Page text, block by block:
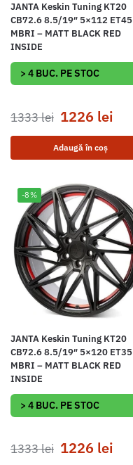
JANTA Keskin Tuning KT20
CB72.6 8.5/19″ 5×112 ET45
MBRI – MATT BLACK RED
INSIDE
> 4 BUC. PE STOC
1333lei 1226 lei
Adaugă în coș
-8%
JANTA Keskin Tuning KT20
CB72.6 8.5/19″ 5×120 ET35
MBRI – MATT BLACK RED
INSIDE
> 4 BUC. PE STOC
1333lei 1226 lei